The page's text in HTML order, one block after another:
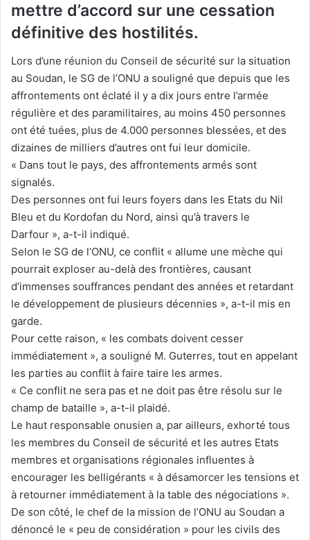
mettre d’accord sur une cessation
définitive des hostilités.
Lors d’une réunion du Conseil de sécurité sur la situation
au Soudan, le SG de l’ONU a souligné que depuis que les
affrontements ont éclaté il y a dix jours entre l’armée
régulière et des paramilitaires, au moins 450 personnes
ont été tuées, plus de 4.000 personnes blessées, et des
dizaines de milliers d’autres ont fui leur domicile.
« Dans tout le pays, des affrontements armés sont
signalés.
Des personnes ont fui leurs foyers dans les Etats du Nil
Bleu et du Kordofan du Nord, ainsi qu’à travers le
Darfour », a-t-il indiqué.
Selon le SG de l’ONU, ce conflit « allume une mèche qui
pourrait exploser au-delà des frontières, causant
d’immenses souffrances pendant des années et retardant
le développement de plusieurs décennies », a-t-il mis en
garde.
Pour cette raison, « les combats doivent cesser
immédiatement », a souligné M. Guterres, tout en appelant
les parties au conflit à faire taire les armes.
« Ce conflit ne sera pas et ne doit pas être résolu sur le
champ de bataille », a-t-il plaidé.
Le haut responsable onusien a, par ailleurs, exhorté tous
les membres du Conseil de sécurité et les autres Etats
membres et organisations régionales influentes à
encourager les belligérants « à désamorcer les tensions et
à retourner immédiatement à la table des négociations ».
De son côté, le chef de la mission de l’ONU au Soudan a
dénoncé le « peu de considération » pour les civils des